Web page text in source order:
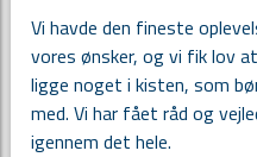
Vi havde den fineste
vores ønsker, og vi fik lov
ligge noget i kisten, som
med. Vi har fået råd og
igennem det hele.